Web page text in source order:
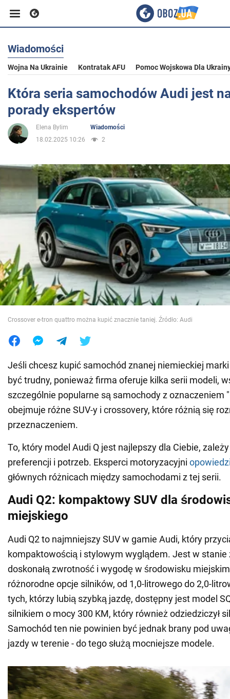
Biznes
Sport
Rozrywka
Polityka
Społeczeństwo
Wojna na Ukrainie
Świat
Jedzenie
Wiadomości
Wojna Na Ukrainie Kontratak AFU Pomoc Wojskowa Dla
Która seria samochodów Audi jest
porady ekspertów
Elena Bylim
Wiadomości
18.02.2025 10:26
2
Crossover e-tron quattro można kupić znacznie taniej. Źródło: Audi
Jeśli chcesz kupić samochód znanej niemieckiej
być trudny, ponieważ firma oferuje kilka serii modeli,
szczególnie popularne są samochody z oznaczeniem
obejmuje różne SUV-y i crossovery, które różnią się
przeznaczeniem.
To, który model Audi Q jest najlepszy dla Ciebie,
preferencji i potrzeb. Eksperci motoryzacyjni
głównych różnicach między samochodami z tej serii.
Audi Q2: kompaktowy SUV dla
miejskiego
Audi Q2 to najmniejszy SUV w gamie Audi, który
kompaktowością i stylowym wyglądem. Jest w stanie
doskonałą zwrotność i wygodę w środowisku
różnorodne opcje silników, od 1,0-litrowego do 2,0-
tych, którzy lubią szybką jazdę, dostępny jest model
silnikiem o mocy 300 KM, który również odziedziczył
Samochód ten nie powinien być jednak brany pod
jazdy w terenie - do tego służą mocniejsze modele.